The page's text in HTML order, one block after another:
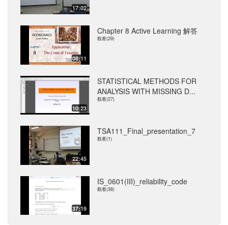
17:02
08:11
Chapter 8 Active Learning 解答
觀看(29)
10:23
STATISTICAL METHODS FOR
ANALYSIS WITH MISSING D...
觀看(27)
22:45
TSA111_Final_presentation_7
觀看(1)
37:19
IS_0601(III)_reliability_code
觀看(38)